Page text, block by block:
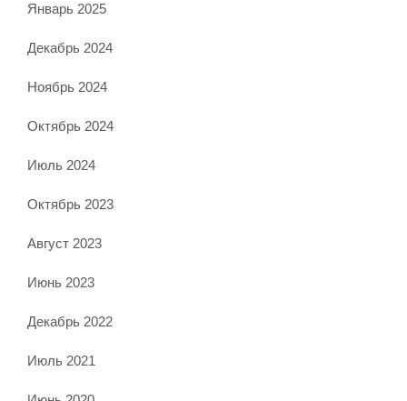
Январь 2025
Декабрь 2024
Ноябрь 2024
Октябрь 2024
Июль 2024
Октябрь 2023
Август 2023
Июнь 2023
Декабрь 2022
Июль 2021